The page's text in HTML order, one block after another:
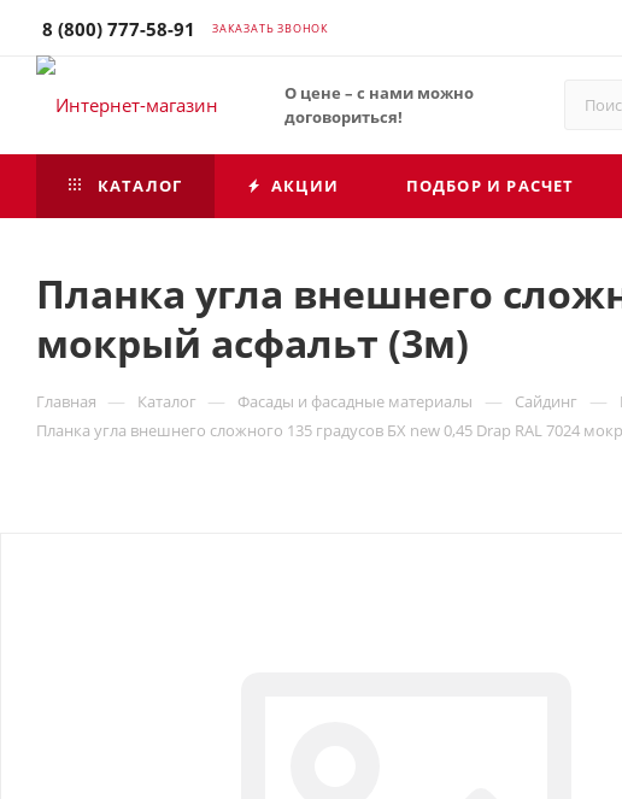
8 (800) 777-58-91 ЗАКАЗАТЬ ЗВОНОК
О цене – с нами можно
договориться!
КАТАЛОГ АКЦИИ ПОДБОР И РАСЧЕТ
Планка угла внешнего
мокрый асфальт (3м)
Главная — Каталог — Фасады и фасадные материалы — Сайдинг —
Планка угла внешнего сложного 135 градусов БХ new 0,45 Drap RAL 7024